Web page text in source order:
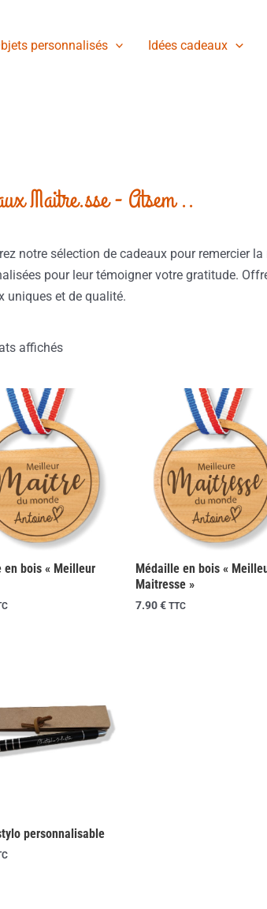
personnalisés Idées cadeaux
Maitre.sse - Atsem ..
notre sélection de cadeaux pour remercier
pour leur témoigner votre gratitude.
uniques et de qualité.
affichés
récent
en bois « Meilleur
Médaille en bois «
Maitresse »
7.90€ TTC
personnalisable